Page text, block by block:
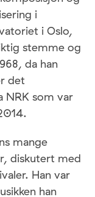
i
i Oslo,
stemme og
da han
det
NRK som var
mange
diskutert med
Han var
han